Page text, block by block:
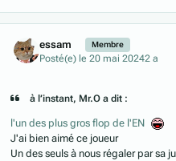
essam Membre
Posté(e) le 20 mai 20242 a
à l’instant, Mr.O a dit :
l'un des plus gros flop de l'EN
J'ai bien aimé ce joueur
Un des seuls à nous régaler par sa